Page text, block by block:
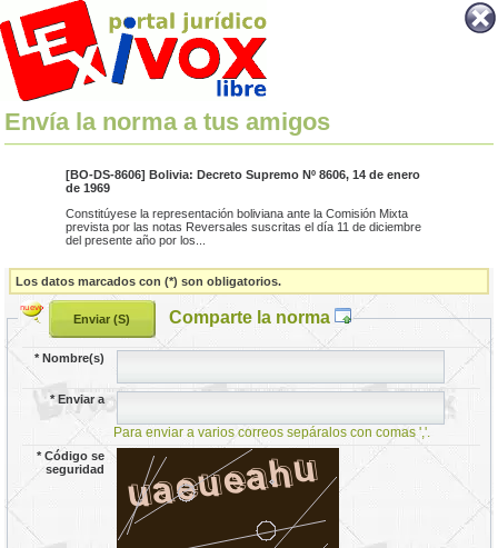
Envía la norma a tus amigos
[BO-DS-8606] Bolivia: Decreto Supremo Nº 8606, 14 de enero
de 1969
Constitúyese la representación boliviana ante la Comisión Mixta
prevista por las notas Reversales suscritas el día 11 de diciembre
del presente año por los...
Los datos marcados con (*) son obligatorios.
Comparte la norma
*Nombre(s)
*Enviar a
Para enviar a varios correos sepáralos con comas ','.
*Código se
seguridad